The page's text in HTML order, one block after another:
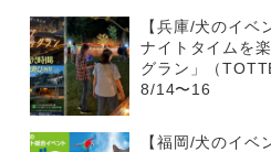
【兵庫/犬のイベ
ナイトタイムを
グラン」（
8/14〜16
【福岡/犬のイベ